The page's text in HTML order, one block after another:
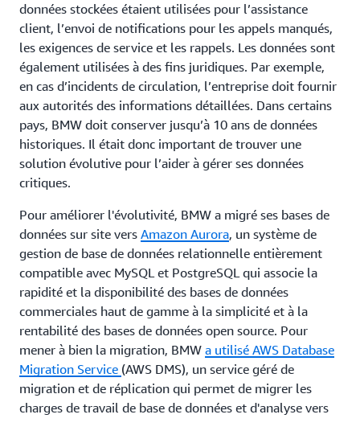
données stockées étaient utilisées pour l’assistance
client, l’envoi de notifications pour les appels manqués,
les exigences de service et les rappels. Les données sont
également utilisées à des fins juridiques. Par exemple,
en cas d’incidents de circulation, l’entreprise doit fournir
aux autorités des informations détaillées. Dans certains
pays, BMW doit conserver jusqu’à 10 ans de données
historiques. Il était donc important de trouver une
solution évolutive pour l’aider à gérer ses données
critiques.
Pour améliorer l'évolutivité, BMW a migré ses bases de
données sur site vers Amazon Aurora, un système de
gestion de base de données relationnelle entièrement
compatible avec MySQL et PostgreSQL qui associe la
rapidité et la disponibilité des bases de données
commerciales haut de gamme à la simplicité et à la
rentabilité des bases de données open source. Pour
mener à bien la migration, BMW a utilisé AWS Database
Migration Service (AWS DMS), un service géré de
migration et de réplication qui permet de migrer les
charges de travail de base de données et d'analyse vers